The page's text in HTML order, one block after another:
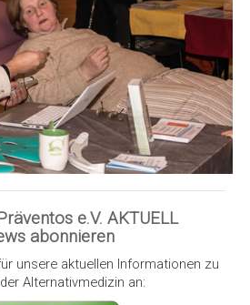
e.V. AKTUELL
abonnieren
unsere aktuellen Informationen zu
Alternativmedizin an: